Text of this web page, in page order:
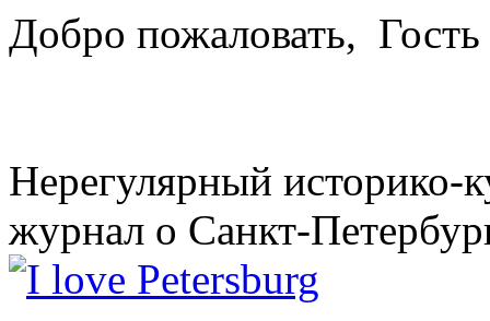
Добро пожаловать, Гость
Нерегулярный историко-
журнал о Санкт-